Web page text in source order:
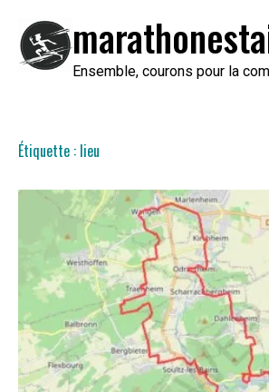
contenu
Ensemble, courons pour la
Étiquette : lieu